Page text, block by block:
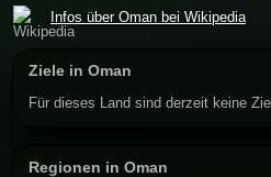
Infos über Oman bei Wikipedia
Ziele in Oman
Für dieses Land sind derzeit keine
Regionen in Oman